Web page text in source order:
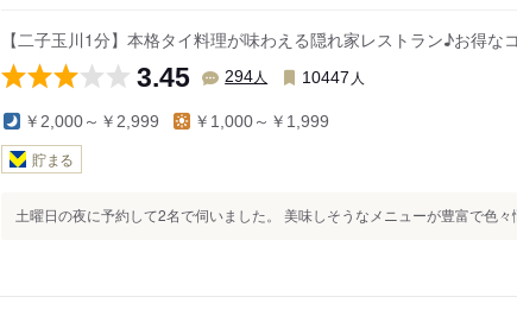
【二子玉川1分】本格タイ料理が味わえる隠れ家レストラン♪お得な
3.45 294人 10447 人
￥2,000～￥2,999 ￥1,000～￥1,999
貯まる
土曜日の夜に予約して2名で伺いました。 美味しそうなメニューが豊富で色々